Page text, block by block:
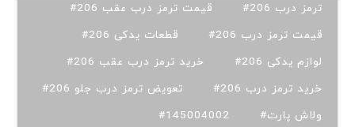
#ترمز درب 206
#قیمت ترمز درب عقب 206
#قیمت ترمز درب 206
#قطعات یدکی 206
#لوازم یدکی 206
#خرید ترمز درب عقب 206
#خرید ترمز درب 206
#تعویض ترمز درب جلو 206
#ولاش پارت
#145004002